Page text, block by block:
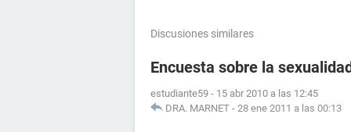
Discusiones similares
Encuesta sobre la
estudiante59 - 15 abr 2010 a las 12:45
DRA. MARNET - 28 ene 2011 a las 00:13